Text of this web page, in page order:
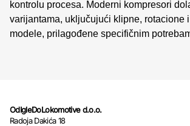
kontrolu procesa. Moderni kompresori
varijantama, uključujući klipne, rotacione
modele, prilagođene specifičnim
OdIgleDoLokomotive d.o.o.
Radoja Dakića 18